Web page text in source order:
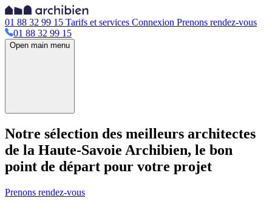
01 88 32 99 15 Tarifs et services Connexion Prenons rendez-vous
01 88 32 99 15
Open main menu
Notre sélection des meilleurs architectes
de la Haute-Savoie Archibien, le bon
point de départ pour votre projet
Prenons rendez-vous